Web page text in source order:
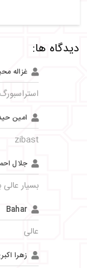
دیدگاه ها:
غزاله
امین
zibast
جلال
بسیار عالی
Bahar
عالی
زهرا